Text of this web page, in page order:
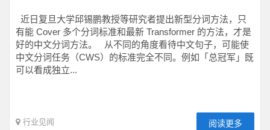
近日复旦大学邱锡鹏教授等研究者提出新型分词方法，只
有能 Cover 多个分词标准和最新 Transformer 的方法，才是
好的中文分词方法。 从不同的角度看待中文句子，可能使
中文分词任务（CWS）的标准完全不同。例如「总冠军」既
可以看成独立...
行业见闻 阅读更多